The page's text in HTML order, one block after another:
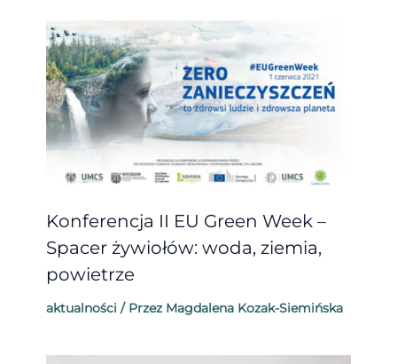
Konferencja II EU Green Week –
Spacer żywiołów: woda, ziemia,
powietrze
aktualności / Przez Magdalena Kozak-Siemińska